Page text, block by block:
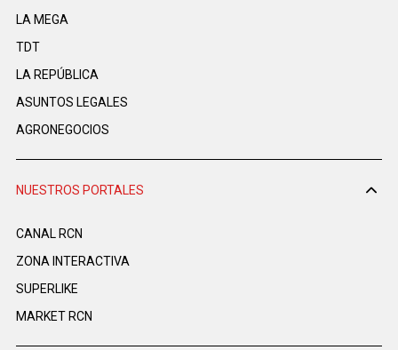
LA MEGA
TDT
LA REPÚBLICA
ASUNTOS LEGALES
AGRONEGOCIOS
NUESTROS PORTALES
CANAL RCN
ZONA INTERACTIVA
SUPERLIKE
MARKET RCN